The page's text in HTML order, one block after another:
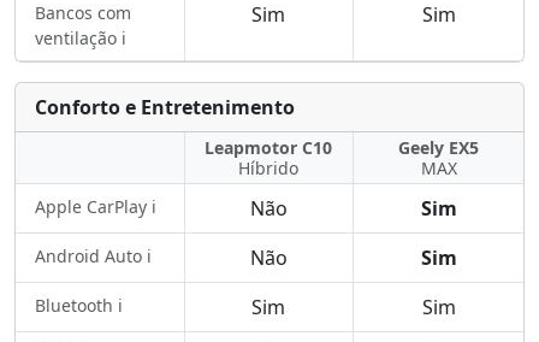
Bancos com
ventilação ℹ️
Sim Sim
Conforto e Entretenimento
Leapmotor C10
Híbrido
Geely EX5
MAX
Apple CarPlay ℹ️
Não Sim
Android Auto ℹ️ Não Sim
Bluetooth ℹ️ Sim Sim